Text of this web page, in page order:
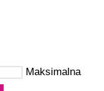
Maksimalna